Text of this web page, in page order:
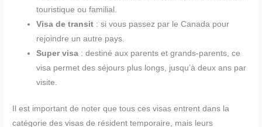
touristique ou familial.
Visa de transit : si vous passez par le Canada pour
rejoindre un autre pays.
Super visa : destiné aux parents et grands-parents, ce
visa permet des séjours plus longs, jusqu’à deux ans par
visite.
Il est important de noter que tous ces visas entrent dans la
catégorie des visas de résident temporaire, mais leurs